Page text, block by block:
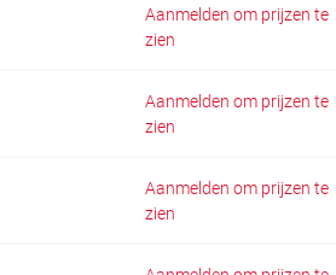
Aanmelden om prijzen te
zien
Aanmelden om prijzen te
zien
Aanmelden om prijzen te
zien